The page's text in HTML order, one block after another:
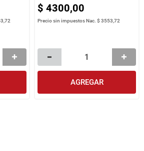
$ 4300,00
Precio sin impuestos Nac.$ 3553,72
AGREGAR